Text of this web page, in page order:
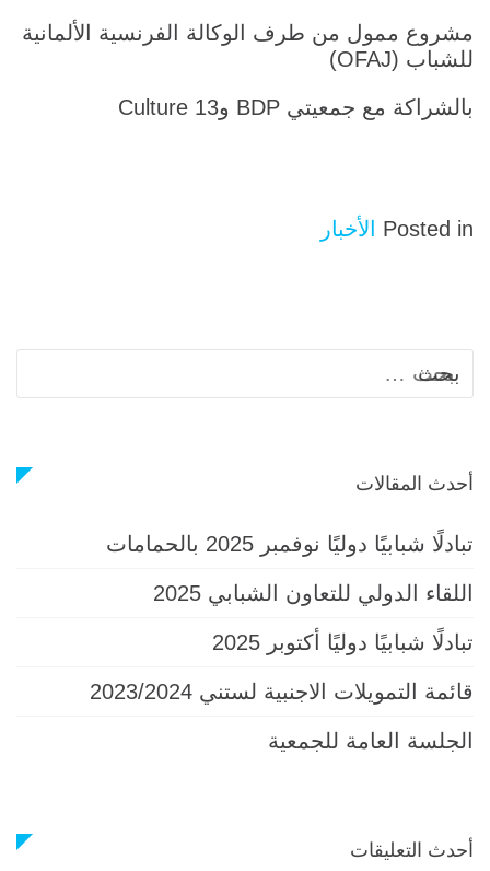
مشروع ممول من طرف الوكالة الفرنسية الألمانية
للشباب (OFAJ)
بالشراكة مع جمعيتي BDP وCulture 13
Posted in الأخبار
أحدث المقالات
تبادلًا شبابيًا دوليًا نوفمبر 2025 بالحمامات
اللقاء الدولي للتعاون الشبابي 2025
تبادلًا شبابيًا دوليًا أكتوبر 2025
قائمة التمويلات الاجنبية لستني 2023/2024
الجلسة العامة للجمعية
أحدث التعليقات